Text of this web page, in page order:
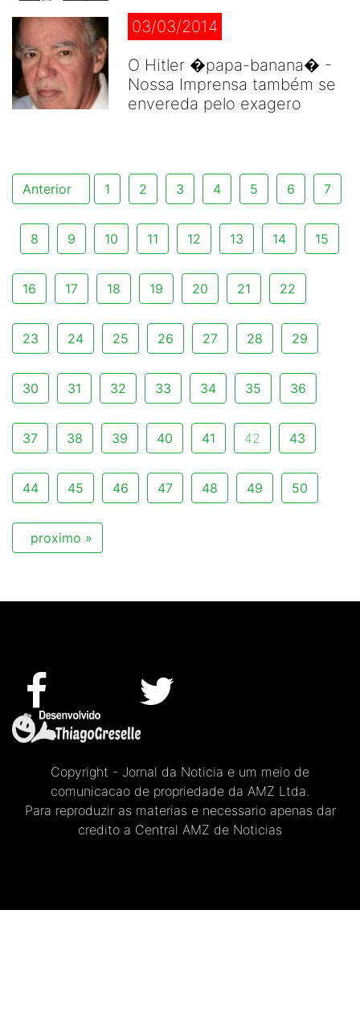
03/03/2014
O Hitler �papa-banana� -
Nossa Imprensa também se
envereda pelo exagero
Anterior 1 2 3 4 5 6 7
8 9 10 11 12 13 14 15
16 17 18 19 20 21 22
23 24 25 26 27 28 29
30 31 32 33 34 35 36
37 38 39 40 41 42 43
44 45 46 47 48 49 50
proximo »
Copyright - Jornal da Noticia e um meio de
comunicacao de propriedade da AMZ Ltda.
Para reproduzir as materias e necessario apenas dar
credito a Central AMZ de Noticias